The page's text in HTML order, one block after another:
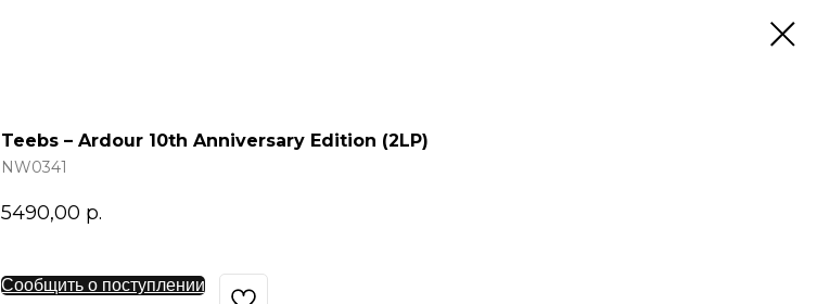
Teebs – Ardour 10th Anniversary Edition (2LP)
NW0341
5490,00 р.
Сообщить о поступлении